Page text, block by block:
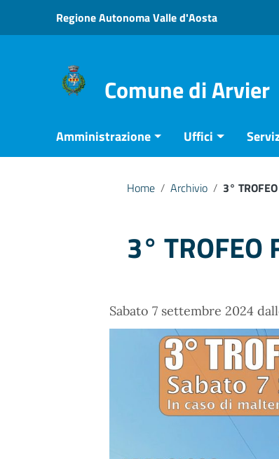
Vai ai contenuti
Vai al menu di navigazione
Regione Autonoma Valle d'Aosta
Comune di Arvier
Amministrazione Uffici
Home / Archivio / 3°
3° TROFEO
Sabato 7 settembre 2024